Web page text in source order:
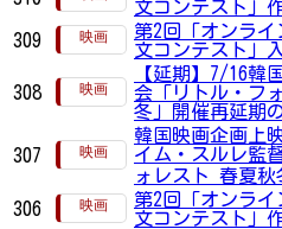
文コンテスト」
309
第2回「オンラ
文コンテスト」
308
【延期】7/16韓
会「リトル・フ
冬」開催再延期
307
韓国映画企画上
イム・スルレ監
ォレスト 春夏秋
306
第2回「オンラ
文コンテスト」